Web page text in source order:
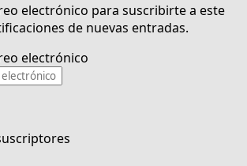
electrónico para suscribirte a este
de nuevas entradas.
electrónico